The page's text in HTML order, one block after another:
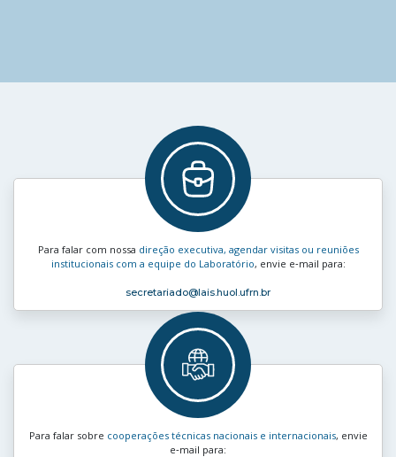
Para falar com nossa direção executiva, agendar visitas ou reuniões
institucionais com a equipe do Laboratório, envie e‑mail para:
secretariado@lais.huol.ufrn.br
Para falar sobre cooperações técnicas nacionais e internacionais, envie
e‑mail para: